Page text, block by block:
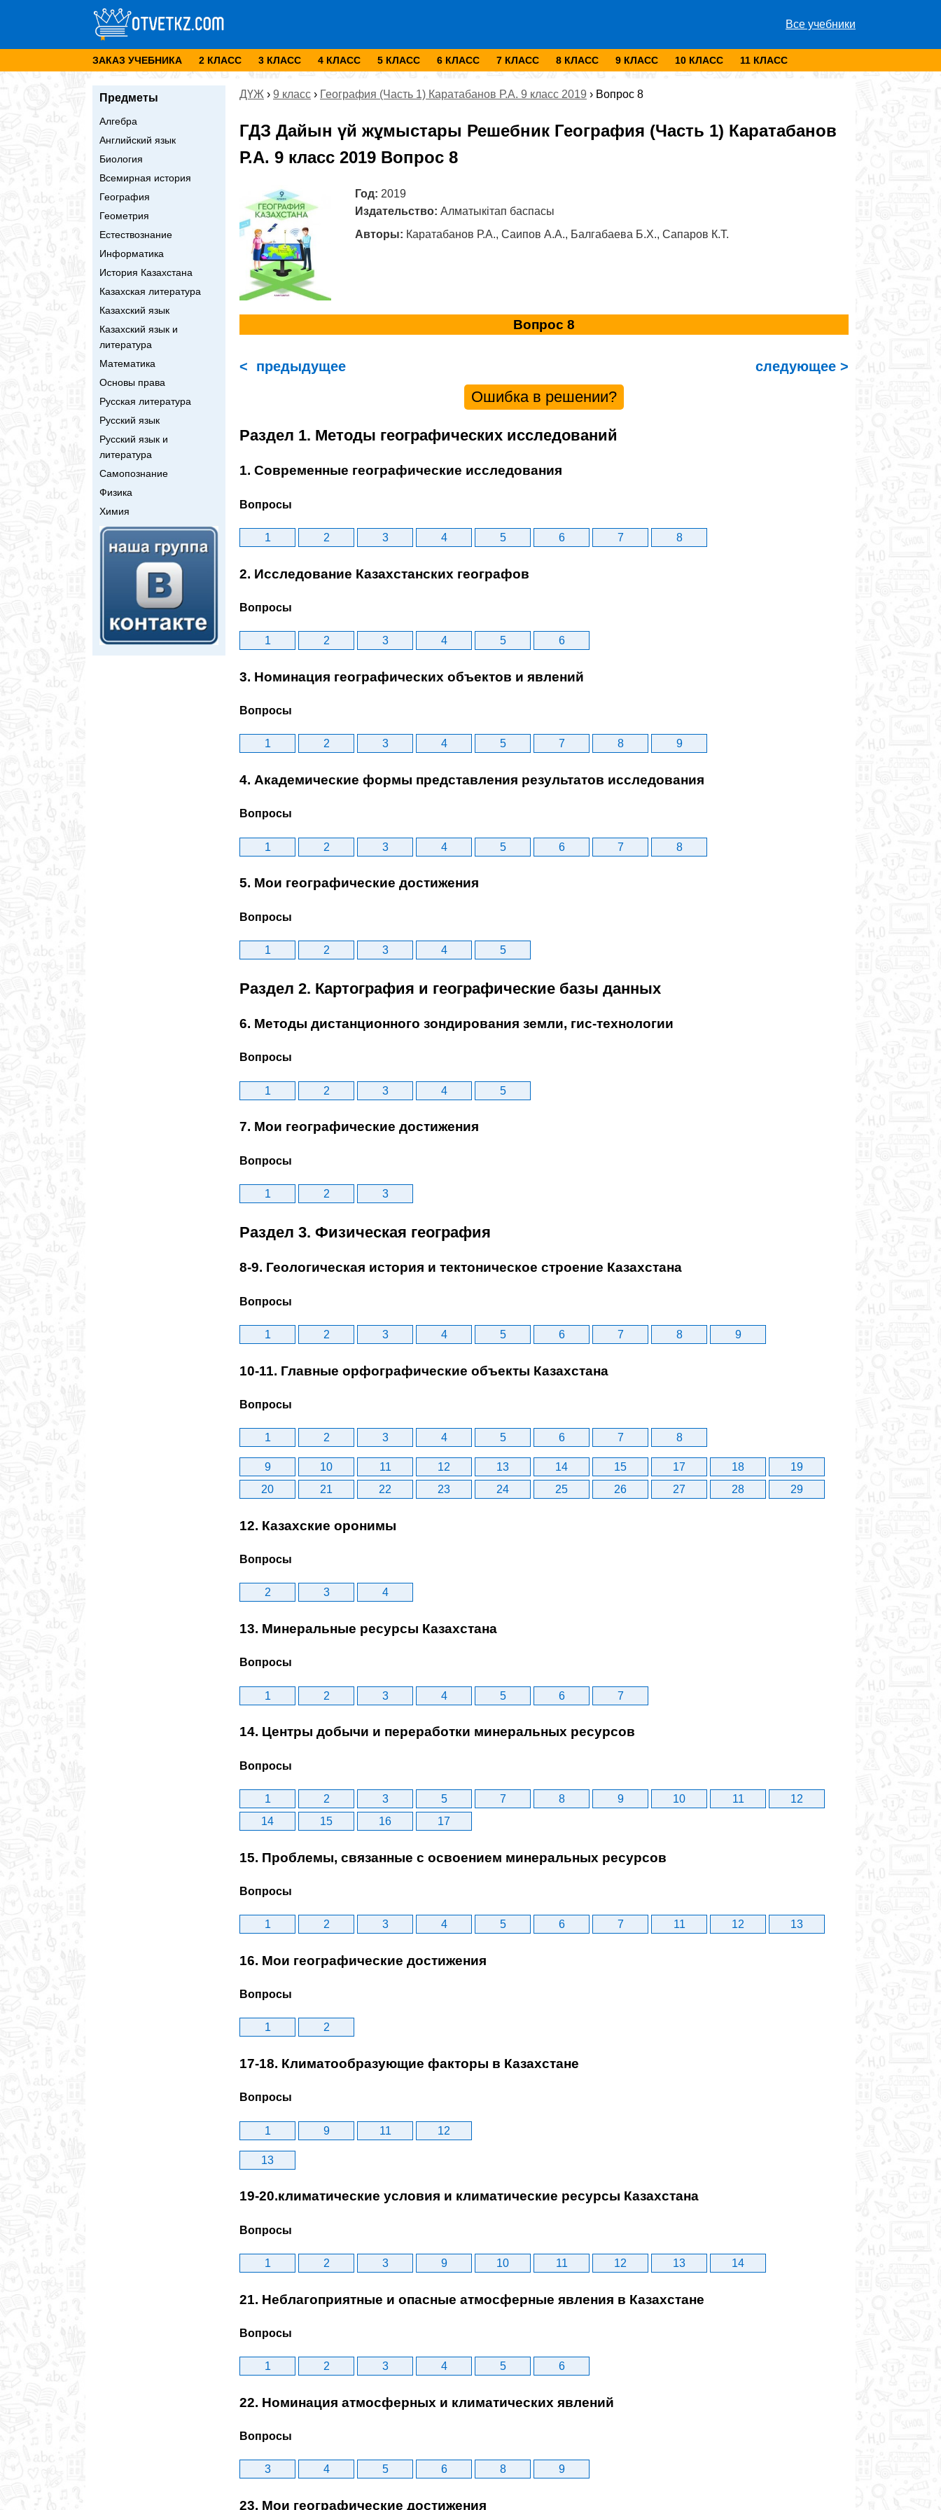
Все учебники
ЗАКАЗ УЧЕБНИКА 2 КЛАСС 3 КЛАСС 4 КЛАСС 5 КЛАСС 6 КЛАСС 7 КЛАСС 8 КЛАСС 9 КЛАСС 10 КЛАСС 11 КЛАСС
Предметы
Алгебра
Английский язык
Биология
Всемирная история
География
Геометрия
Естествознание
Информатика
История Казахстана
Казахская литература
Казахский язык
Казахский язык и
литература
Математика
Основы права
Русская литература
Русский язык
Русский язык и
литература
Самопознание
Физика
Химия
ДҮЖ › 9 класс › География (Часть 1) Каратабанов Р.А. 9 класс 2019 › Вопрос 8
ГДЗ Дайын үй жұмыстары Решебник География (Часть 1) Каратабанов
Р.А. 9 класс 2019 Вопрос 8
Год: 2019
Издательство: Алматыкітап баспасы
Авторы: Каратабанов Р.А., Саипов А.А., Балгабаева Б.Х., Сапаров К.Т.
Вопрос 8
< предыдущее следующее >
Ошибка в решении?
Раздел 1. Методы географических исследований
1. Современные географические исследования
Вопросы
1 2 3 4 5 6 7 8
2. Исследование Казахстанских географов
Вопросы
1 2 3 4 5 6
3. Номинация географических объектов и явлений
Вопросы
1 2 3 4 5 7 8 9
4. Академические формы представления результатов исследования
Вопросы
1 2 3 4 5 6 7 8
5. Мои географические достижения
Вопросы
1 2 3 4 5
Раздел 2. Картография и географические базы данных
6. Методы дистанционного зондирования земли, гис-технологии
Вопросы
1 2 3 4 5
7. Мои географические достижения
Вопросы
1 2 3
Раздел 3. Физическая география
8-9. Геологическая история и тектоническое строение Казахстана
Вопросы
1 2 3 4 5 6 7 8 9
10-11. Главные орфографические объекты Казахстана
Вопросы
1 2 3 4 5 6 7 8
9 10 11 12 13 14 15 17 18
19
20
21 22 23 24 25 26 27 28 29
12. Казахские оронимы
Вопросы
2 3 4
13. Минеральные ресурсы Казахстана
Вопросы
1 2 3 4 5 6 7
14. Центры добычи и переработки минеральных ресурсов
Вопросы
1 2 3 5 7 8 9 10 11
12
14
15 16 17
15. Проблемы, связанные с освоением минеральных ресурсов
Вопросы
1 2 3 4 5 6 7 11 12 13
16. Мои географические достижения
Вопросы
1 2
17-18. Климатообразующие факторы в Казахстане
Вопросы
1 9 11 12
13
19-20.климатические условия и климатические ресурсы Казахстана
Вопросы
1 2 3 9 10 11 12 13 14
21. Неблагоприятные и опасные атмосферные явления в Казахстане
Вопросы
1 2 3 4 5 6
22. Номинация атмосферных и климатических явлений
Вопросы
3 4 5 6 8 9
23. Мои географические достижения